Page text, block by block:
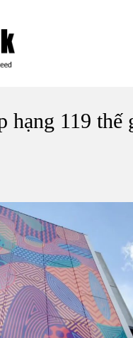
hạng 119 thế